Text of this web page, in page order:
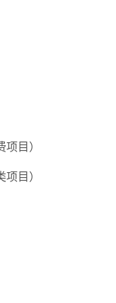
项目）
目）